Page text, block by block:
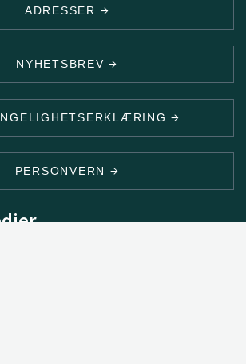
ADRESSER
NYHETSBREV
PERSONVERN